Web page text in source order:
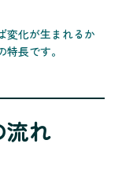
変化が生まれるか
長です。
流れ